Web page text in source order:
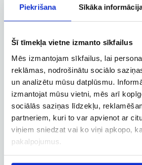
Piekrišana Sīkāka
Šī tīmekļa vietne izmanto sīkfailus
Mēs izmantojam sīkfailus, lai
reklāmas, nodrošinātu sociālo
un analizētu mūsu datplūsmu.
izmantojat mūsu vietni, mēs arī
sociālās saziņas līdzekļu,
partneriem, kuri to var apvienot ar
viņiem sniedzat vai ko viņi apkopo,
pakalpojumus.
Lidsabiedrība SAS Airlines piedāvā
dažādām pilsētām, un ceļojuma ilgums
ceļojot ar citiem transportlīdzekļiem.
Ņemiet vērā, ka jūs varat abonēt
jau tūdaļ turpināt lidojuma meklēšanu
kritērijiem. Ir lietderīgi zināt, ka “Tagoo
iegādāties ērtus lidojuma papildu
ātro drošības pārbaudi, ceļojuma
traucēta lidojuma gadījumā u.c.
Lidojiet viegli ar SAS Airlines maršrutā